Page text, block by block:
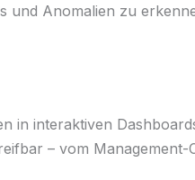
und Anomalien zu
in interaktiven
– vom